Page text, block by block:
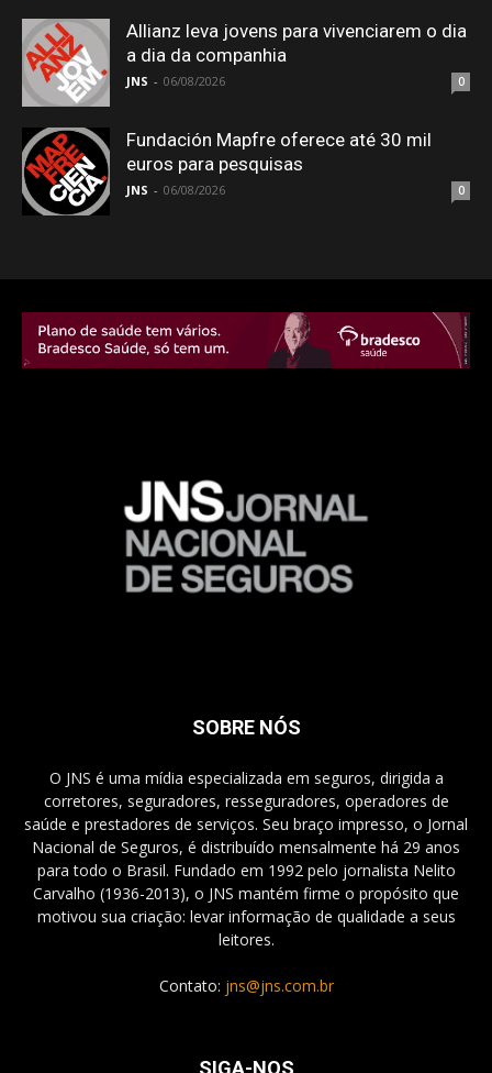
Allianz leva jovens para vivenciarem o dia
a dia da companhia
JNS - 06/08/2026 0
Fundación Mapfre oferece até 30 mil
euros para pesquisas
JNS - 06/08/2026 0
SOBRE NÓS
O JNS é uma mídia especializada em seguros, dirigida a
corretores, seguradores, resseguradores, operadores de
saúde e prestadores de serviços. Seu braço impresso, o Jornal
Nacional de Seguros, é distribuído mensalmente há 29 anos
para todo o Brasil. Fundado em 1992 pelo jornalista Nelito
Carvalho (1936-2013), o JNS mantém firme o propósito que
motivou sua criação: levar informação de qualidade a seus
leitores.
Contato: jns@jns.com.br
SIGA-NOS